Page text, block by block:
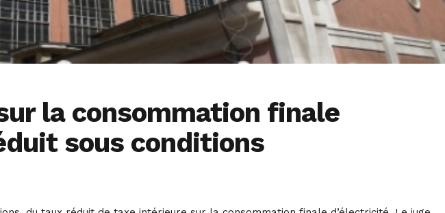
la consommation finale
sous conditions